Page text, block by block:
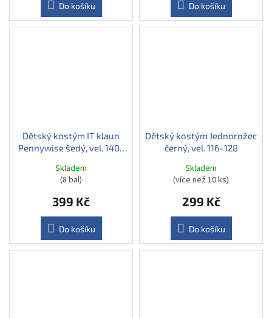
Do košíku Do košíku
Dětský kostým IT klaun
Pennywise šedý, vel. 140-
Skladem
(8 bal)
399 Kč
Do košíku
Dětský kostým Jednorožec
černý, vel. 116-128
Skladem
(více než 10 ks)
299 Kč
Do košíku